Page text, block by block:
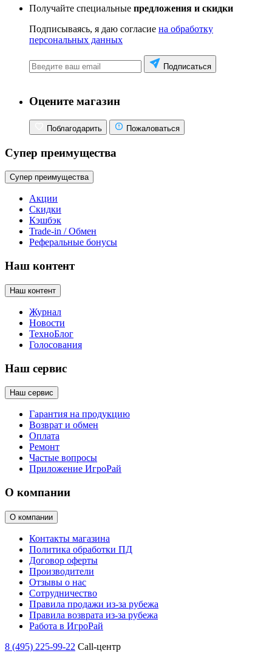
Получайте специальные предложения и скидки
Подписываясь, я даю согласие на обработку
персональных данных
Подписаться
Оцените магазин
Поблагодарить Пожаловаться
Супер преимущества
Супер преимущества
Акции
Скидки
Кэшбэк
Trade-in / Обмен
Реферальные бонусы
Наш контент
Наш контент
Журнал
Новости
ТехноБлог
Голосования
Наш сервис
Наш сервис
Гарантия на продукцию
Возврат и обмен
Оплата
Ремонт
Частые вопросы
Приложение ИгроРай
О компании
О компании
Контакты магазина
Политика обработки ПД
Договор оферты
Производители
Отзывы о нас
Сотрудничество
Правила продажи из-за рубежа
Правила возврата из-за рубежа
Работа в ИгроРай
8 (495) 225-99-22 Call-центр